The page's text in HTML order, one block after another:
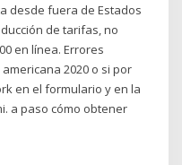
desde fuera de Estados
de tarifas, no
en línea. Errores
2020 o si por
en el formulario y en la
a paso cómo obtener